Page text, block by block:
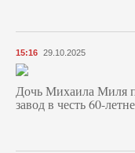
15:16 29.10.2025
Дочь Михаила Миля
завод в честь 60-